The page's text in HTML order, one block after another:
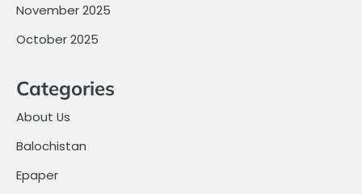
November 2025
October 2025
Categories
About Us
Balochistan
Epaper